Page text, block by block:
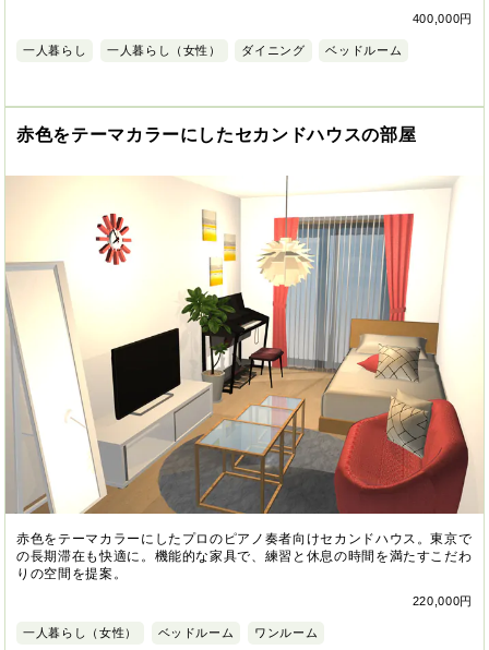
400,000円
一人暮らし 一人暮らし（女性） ダイニング ベッドルーム
赤色をテーマカラーにしたセカンドハウスの部屋
赤色をテーマカラーにしたプロのピアノ奏者向けセカンドハウス。東京で
の長期滞在も快適に。機能的な家具で、練習と休息の時間を満たすこだわ
りの空間を提案。
220,000円
一人暮らし（女性） ベッドルーム ワンルーム